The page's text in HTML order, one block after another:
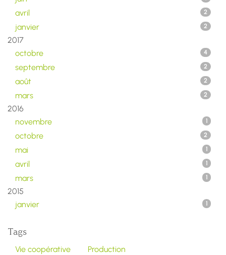
avril 2
janvier 2
2017
octobre
4
septembre 2
août 2
mars 2
2016
novembre
1
octobre 2
mai 1
avril 1
mars 1
2015
janvier
1
Tags
Vie coopérative
Production